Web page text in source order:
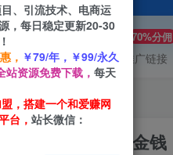
VIP推广 70%分佣
会员专属推广链接
0到1把文字变成金钱
、引流技术、电商运
，每日稳定更新20-30
， ￥79/年，￥99/永久
站资源免费下载， 每天
，搭建一个和爱赚网
台， 站长微信：